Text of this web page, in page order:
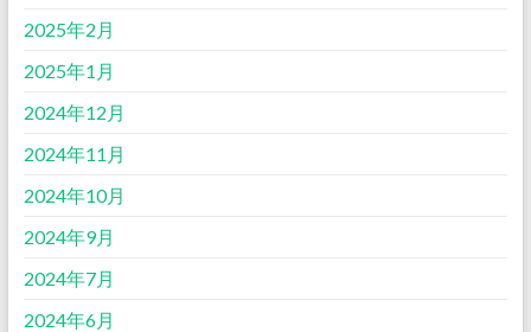
2025年2月
2025年1月
2024年12月
2024年11月
2024年10月
2024年9月
2024年7月
2024年6月